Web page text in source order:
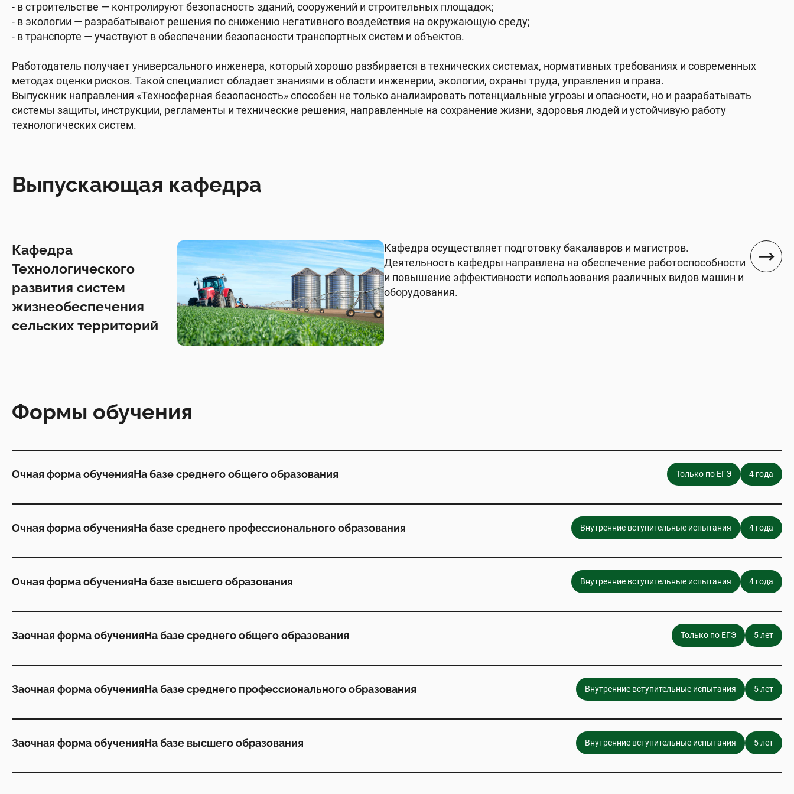
- в строительстве — контролируют безопасность зданий, сооружений и строительных площадок;
- в экологии — разрабатывают решения по снижению негативного воздействия на окружающую среду;
- в транспорте — участвуют в обеспечении безопасности транспортных систем и объектов.
Работодатель получает универсального инженера, который хорошо разбирается в технических системах, нормативных требованиях и современных
методах оценки рисков. Такой специалист обладает знаниями в области инженерии, экологии, охраны труда, управления и права.
Выпускник направления «Техносферная безопасность» способен не только анализировать потенциальные угрозы и опасности, но и разрабатывать
системы защиты, инструкции, регламенты и технические решения, направленные на сохранение жизни, здоровья людей и устойчивую работу
технологических систем.
Выпускающая кафедра
Кафедра
Технологического
развития систем
жизнеобеспечения
сельских территорий
Кафедра осуществляет подготовку бакалавров и магистров.
Деятельность кафедры направлена на обеспечение работоспособности
и повышение эффективности использования различных видов машин и
оборудования.
Формы обучения
Очная форма обученияНа базе среднего общего образования Только по ЕГЭ 4 года
Очная форма обученияНа базе среднего профессионального образования Внутренние вступительные испытания 4 года
Очная форма обученияНа базе высшего образования Внутренние вступительные испытания 4 года
Заочная форма обученияНа базе среднего общего образования Только по ЕГЭ 5 лет
Заочная форма обученияНа базе среднего профессионального образования Внутренние вступительные испытания 5 лет
Заочная форма обученияНа базе высшего образования Внутренние вступительные испытания 5 лет